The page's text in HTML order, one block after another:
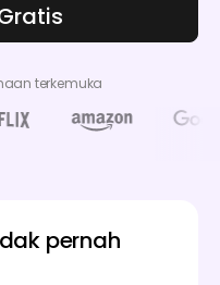
terkemuka
pernah